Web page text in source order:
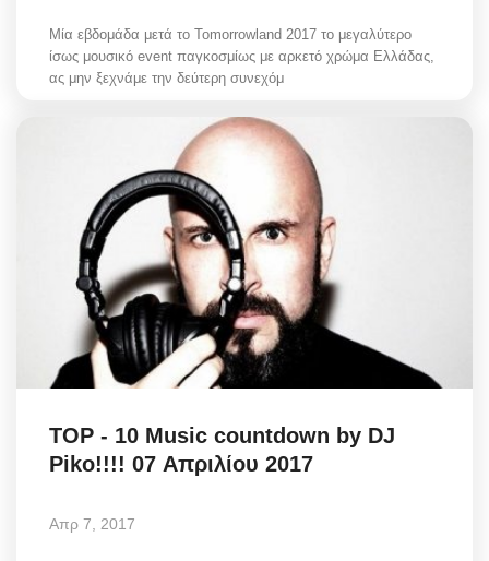
Μία εβδομάδα μετά το Tomorrowland 2017 το μεγαλύτερο
ίσως μουσικό event παγκοσμίως με αρκετό χρώμα Ελλάδας,
ας μην ξεχνάμε την δεύτερη συνεχόμ
TOP - 10 Music countdown by DJ
Piko!!!! 07 Απριλίου 2017
Απρ 7, 2017